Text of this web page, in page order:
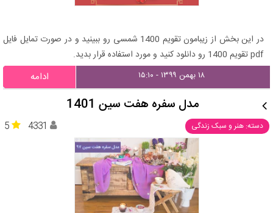
در این بخش از زیبامون تقویم 1400 شمسی رو ببینید و در صورت تمایل فایل
pdf تقویم 1400 رو دانلود کنید و مورد استفاده قرار بدید.
۱۸ بهمن ۱۳۹۹ - ۱۵:۱۰ ادامه
مدل سفره هفت سین 1401
دسته: هنر و سبک زندگی 5 4331